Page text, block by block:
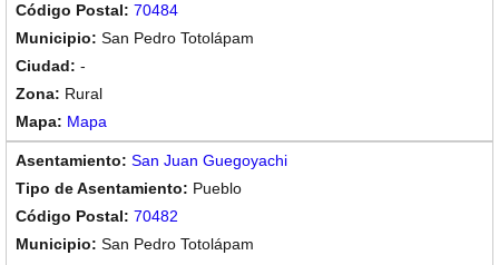
70484
San Pedro Totolápam
-
Rural
Mapa
San Juan Guegoyachi
Pueblo
70482
San Pedro Totolápam